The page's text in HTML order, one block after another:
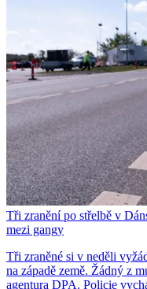
Tři zranění po střelbě v
mezi gangy
Tři zraněné si v neděli
na západě země. Žádný z
agentura DPA. Policie